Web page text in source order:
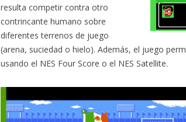
resulta competir contra otro
contrincante humano sobre
diferentes terrenos de juego
(arena, suciedad o hielo). Además, el juego
usando el NES Four Score o el NES Satellite.